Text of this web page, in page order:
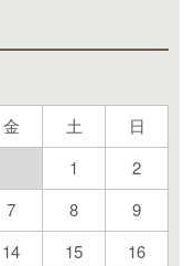
金 土 日
1
2
7 8
9
14 15
16